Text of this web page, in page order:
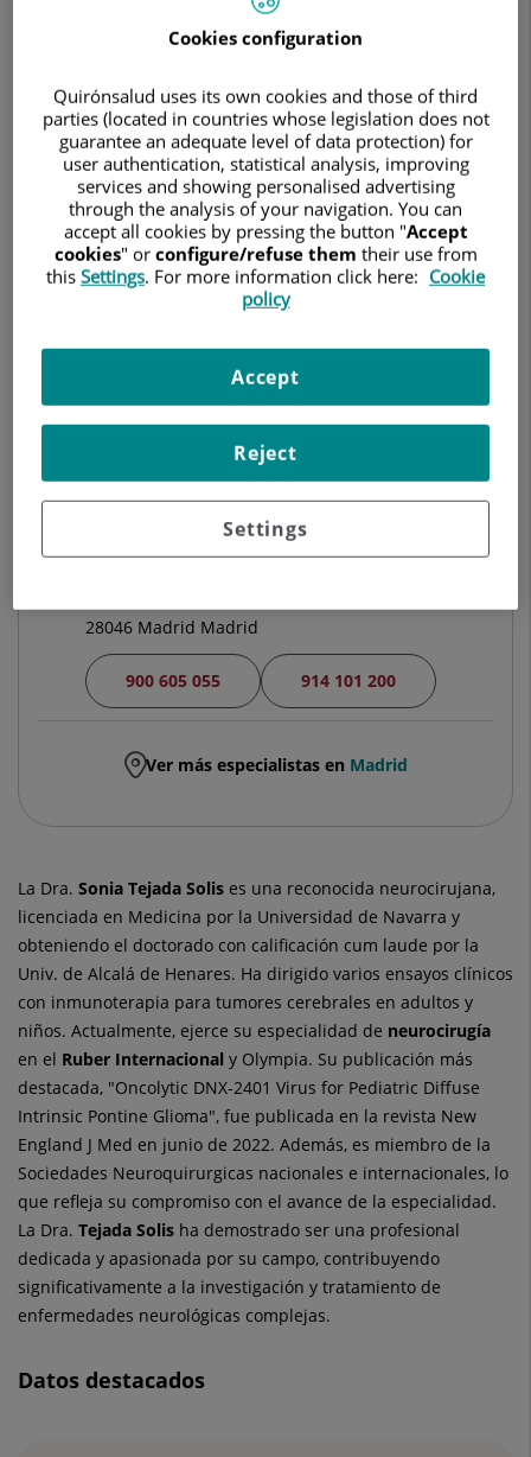
NEUROCIRUGÍA
Hospital Ruber Internacional
Calle de la Masó, 38
28034 Madrid
91 387 50 00
Hospital Quirónsalud San José
C/ Cartagena, 111
28002 Madrid
910 68 70 00
Centro médico-quirúrgico Olympia
28046 Madrid Madrid
900 605 055 914 101 200
Ver más especialistas en Madrid
La Dra. Sonia Tejada Solis es una reconocida neurocirujana,
licenciada en Medicina por la Universidad de Navarra y
obteniendo el doctorado con calificación cum laude por la
Univ. de Alcalá de Henares. Ha dirigido varios ensayos clínicos
con inmunoterapia para tumores cerebrales en adultos y
niños. Actualmente, ejerce su especialidad de neurocirugía
en el Ruber Internacional y Olympia. Su publicación más
destacada, "Oncolytic DNX-2401 Virus for Pediatric Diffuse
Intrinsic Pontine Glioma", fue publicada en la revista New
England J Med en junio de 2022. Además, es miembro de la
Sociedades Neuroquirurgicas nacionales e internacionales, lo
que refleja su compromiso con el avance de la especialidad.
La Dra. Tejada Solis ha demostrado ser una profesional
dedicada y apasionada por su campo, contribuyendo
significativamente a la investigación y tratamiento de
enfermedades neurológicas complejas.
Datos destacados
Cookies configuration
Quirónsalud uses its own cookies and those of third
parties (located in countries whose legislation does not
guarantee an adequate level of data protection) for
user authentication, statistical analysis, improving
services and showing personalised advertising
through the analysis of your navigation. You can
accept all cookies by pressing the button "Accept
cookies" or configure/refuse them their use from
this Settings. For more information click here: Cookie
policy
Settings
Reject
Accept